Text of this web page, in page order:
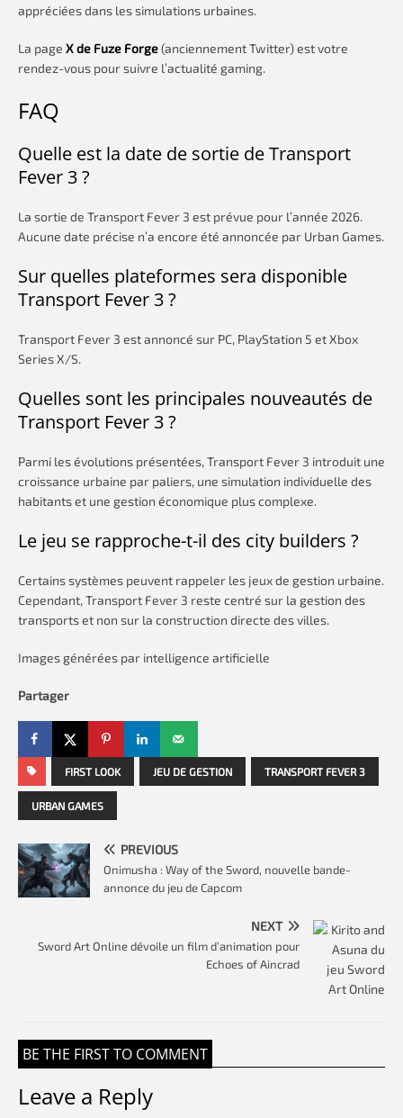
appréciées dans les simulations urbaines.
La page X de Fuze Forge(anciennement Twitter) est votre
rendez-vous pour suivre l’actualité gaming.
FAQ
Quelle est la date de sortie de Transport
Fever 3 ?
La sortie de Transport Fever 3 est prévue pour l’année 2026.
Aucune date précise n’a encore été annoncée par Urban Games.
Sur quelles plateformes sera disponible
Transport Fever 3 ?
Transport Fever 3 est annoncé sur PC, PlayStation 5 et Xbox
Series X/S.
Quelles sont les principales nouveautés de
Transport Fever 3 ?
Parmi les évolutions présentées, Transport Fever 3 introduit une
croissance urbaine par paliers, une simulation individuelle des
habitants et une gestion économique plus complexe.
Le jeu se rapproche-t-il des city builders ?
Certains systèmes peuvent rappeler les jeux de gestion urbaine.
Cependant, Transport Fever 3 reste centré sur la gestion des
transports et non sur la construction directe des villes.
Images générées par intelligence artificielle
Partager
FIRST LOOK JEU DE GESTION TRANSPORT FEVER 3
URBAN GAMES
PREVIOUS
Onimusha : Way of the Sword, nouvelle bande-
annonce du jeu de Capcom
NEXT
Sword Art Online dévoile un film d’animation pour
Echoes of Aincrad
BE THE FIRST TO COMMENT
Leave a Reply